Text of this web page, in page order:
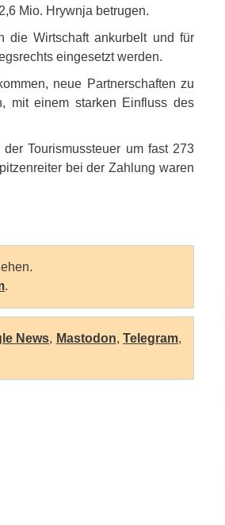
Mio. Hrywnja betrugen.
die Wirtschaft ankurbelt und für
eingesetzt werden.
neue Partnerschaften zu
mit einem starken Einfluss des
Tourismussteuer um fast 273
bei der Zahlung waren
.
News, Mastodon, Telegram,